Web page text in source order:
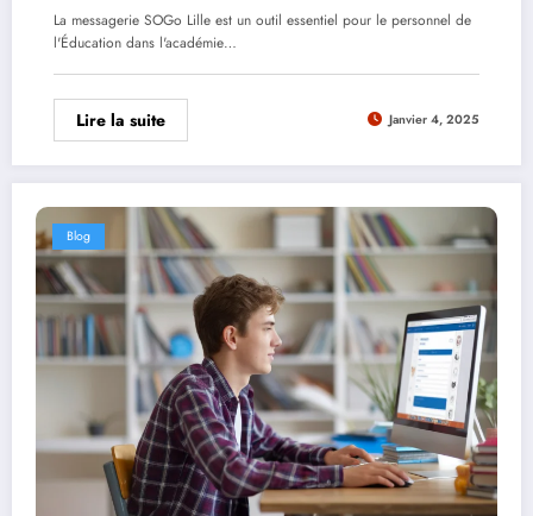
La messagerie SOGo Lille est un outil essentiel pour le personnel de
l'Éducation dans l'académie…
Lire la suite Janvier 4, 2025
Blog